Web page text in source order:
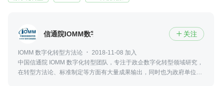
 关注
IOMM 数字化转型方法论
2018-11-08 加入
中国信通院 IOMM 数字化转型团队，专注于政企数字化转型领域研究，
在转型方法论、标准制定等方面有大量成果输出，同时也为政府单位及